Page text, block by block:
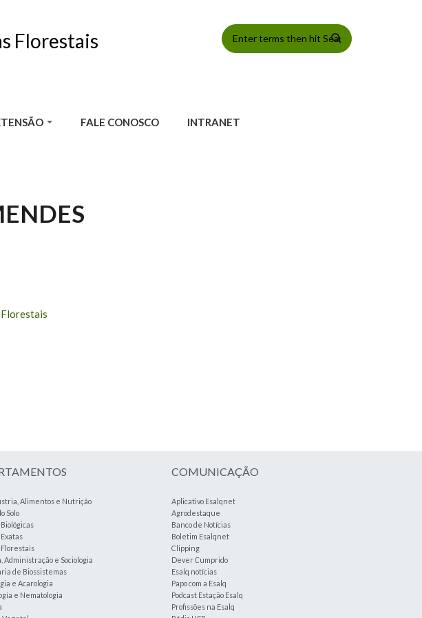
Florestais
FORMULÁRIO
FALE CONOSCO INTRANET
Florestais
Alimentos e Nutrição
Solo
Administração e Sociologia
de Biossistemas
e Acarologia
e Nematologia
COMUNICAÇÃO
Aplicativo Esalqnet
Agrodestaque
Banco de Notícias
Boletim Esalqnet
Clipping
Dever Cumprido
Esalq notícias
Papo com a Esalq
Podcast Estação Esalq
Profissões na Esalq